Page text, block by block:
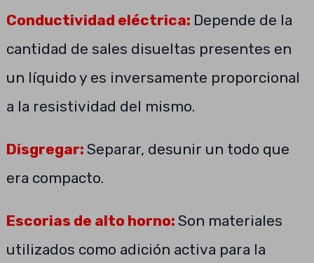
Conductividad eléctrica: Depende de la
cantidad de sales disueltas presentes en
un líquido y es inversamente proporcional
a la resistividad del mismo.
Disgregar: Separar, desunir un todo que
era compacto.
Escorias de alto horno: Son materiales
utilizados como adición activa para la